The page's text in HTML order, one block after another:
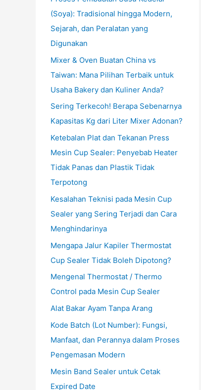
(Soya): Tradisional hingga Modern,
Sejarah, dan Peralatan yang
Digunakan
Mixer & Oven Buatan China vs
Taiwan: Mana Pilihan Terbaik untuk
Usaha Bakery dan Kuliner Anda?
Sering Terkecoh! Berapa Sebenarnya
Kapasitas Kg dari Liter Mixer Adonan?
Ketebalan Plat dan Tekanan Press
Mesin Cup Sealer: Penyebab Heater
Tidak Panas dan Plastik Tidak
Terpotong
Kesalahan Teknisi pada Mesin Cup
Sealer yang Sering Terjadi dan Cara
Menghindarinya
Mengapa Jalur Kapiler Thermostat
Cup Sealer Tidak Boleh Dipotong?
Mengenal Thermostat / Thermo
Control pada Mesin Cup Sealer
Alat Bakar Ayam Tanpa Arang
Kode Batch (Lot Number): Fungsi,
Manfaat, dan Perannya dalam Proses
Pengemasan Modern
Mesin Band Sealer untuk Cetak
Expired Date